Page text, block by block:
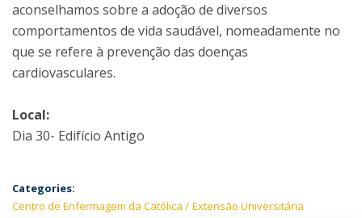
aconselhamos sobre a adoção de diversos
comportamentos de vida saudável, nomeadamente no
que se refere à prevenção das doenças
cardiovasculares.
Local:
Dia 30- Edifício Antigo
Categories:
Centro de Enfermagem da Católica
Extensão Universitária